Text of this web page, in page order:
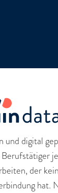
und digital
der
hat.